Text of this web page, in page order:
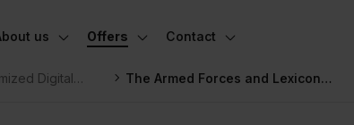
us Offers Contact
Digital
The Armed Forces and Lexicon